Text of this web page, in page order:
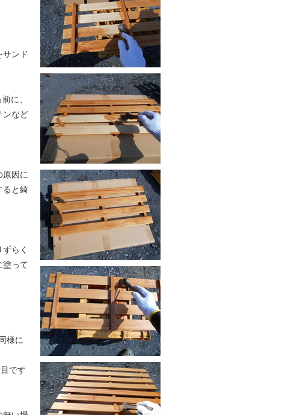
サンド
に、
ンなど
因に
ると綺
らく
塗って
様に
です